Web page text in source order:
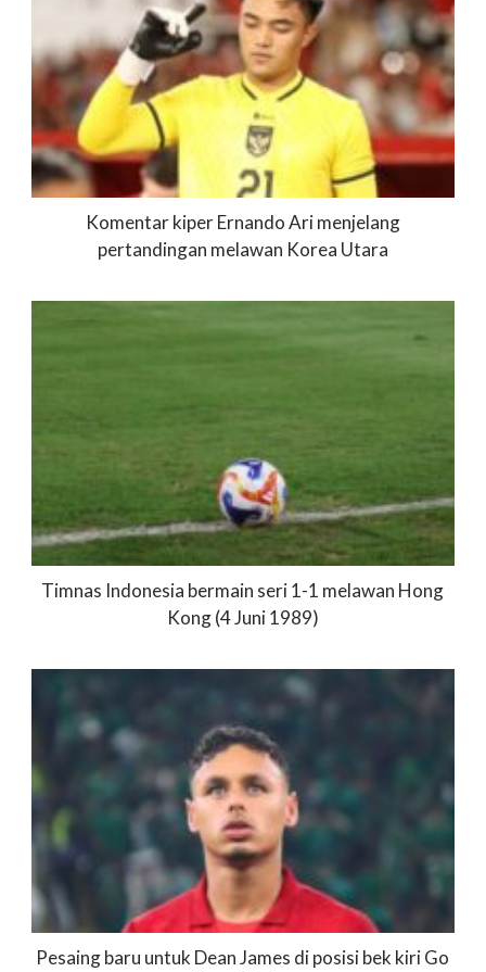
Komentar kiper Ernando Ari menjelang
pertandingan melawan Korea Utara
Timnas Indonesia bermain seri 1-1 melawan Hong
Kong (4 Juni 1989)
Pesaing baru untuk Dean James di posisi bek kiri Go